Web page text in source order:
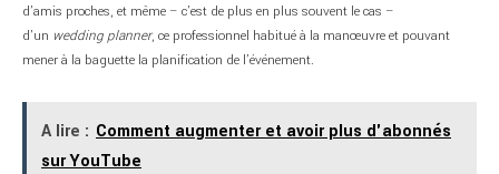
d’amis proches, et même – c’est de plus en plus souvent le cas –
d’un wedding planner, ce professionnel habitué à la manœuvre et pouvant
mener à la baguette la planification de l’événement.
A lire : Comment augmenter et avoir plus d'abonnés
sur YouTube